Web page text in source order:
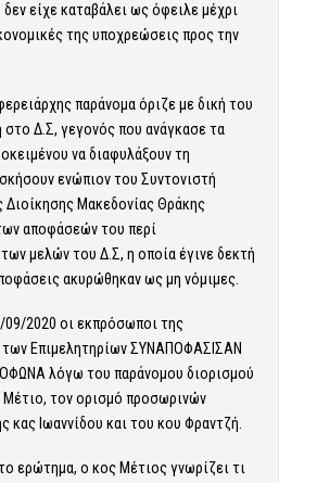
είχε καταβάλει ως όφειλε μέχρι
της υποχρεώσεις προς την
παράνομα όριζε με δική του
Δ.Σ, γεγονός που ανάγκασε τα
να διαφυλάξουν τη
ενώπιον του Συντονιστή
Μακεδονίας Θράκης
αποφάσεών του περί
μελών του Δ.Σ, η οποία έγινε δεκτή
ακυρώθηκαν ως μη νόμιμες.
09/2020 οι εκπρόσωποι της
των Επιμελητηρίων ΣΥΝΑΠΟΦΑΣΙΣΑΝ
λόγω του παράνομου διορισμού
τον ορισμό προσωρινών
κας Ιωαννίδου και του κου Φραντζή.
ερώτημα, ο κος Μέτιος γνωρίζει τι